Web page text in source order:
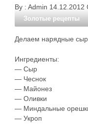
By : Admin 14.12.2012
Золотые рецепты
Делаем нарядные
Ингредиенты:
— Сыр
— Чеснок
— Майонез
— Оливки
— Миндальные
— Укроп